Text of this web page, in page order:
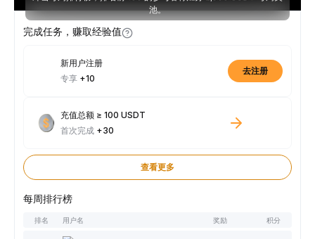
池。
完成任务，赚取经验值
新用户注册
专享 +10
去注册
充值总额 ≥ 100 USDT
首次完成 +30
查看更多
每周排行榜
排名 用户名 奖励 积分